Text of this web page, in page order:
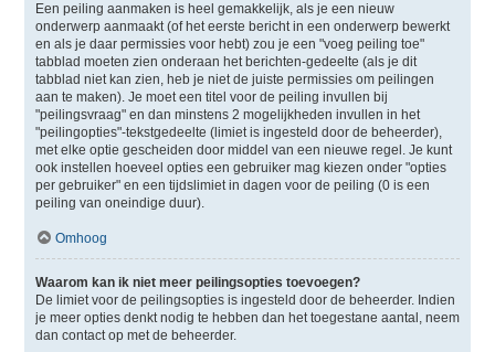
Een peiling aanmaken is heel gemakkelijk, als je een nieuw
onderwerp aanmaakt (of het eerste bericht in een onderwerp bewerkt
en als je daar permissies voor hebt) zou je een "voeg peiling toe"
tabblad moeten zien onderaan het berichten-gedeelte (als je dit
tabblad niet kan zien, heb je niet de juiste permissies om peilingen
aan te maken). Je moet een titel voor de peiling invullen bij
"peilingsvraag" en dan minstens 2 mogelijkheden invullen in het
"peilingopties"-tekstgedeelte (limiet is ingesteld door de beheerder),
met elke optie gescheiden door middel van een nieuwe regel. Je kunt
ook instellen hoeveel opties een gebruiker mag kiezen onder "opties
per gebruiker" en een tijdslimiet in dagen voor de peiling (0 is een
peiling van oneindige duur).
Omhoog
Waarom kan ik niet meer peilingsopties toevoegen?
De limiet voor de peilingsopties is ingesteld door de beheerder. Indien
je meer opties denkt nodig te hebben dan het toegestane aantal, neem
dan contact op met de beheerder.